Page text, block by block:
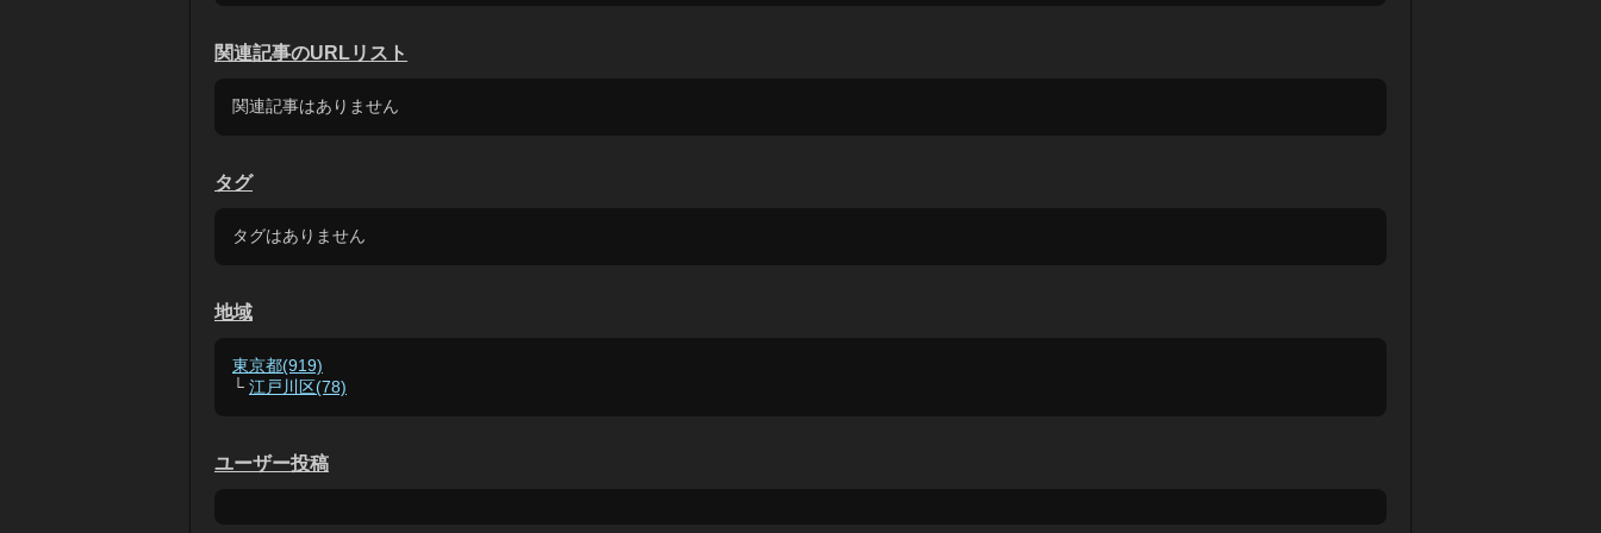
関連記事のURLリスト
関連記事はありません
タグ
タグはありません
地域
東京都(919)
└ 江戸川区(78)
ユーザー投稿